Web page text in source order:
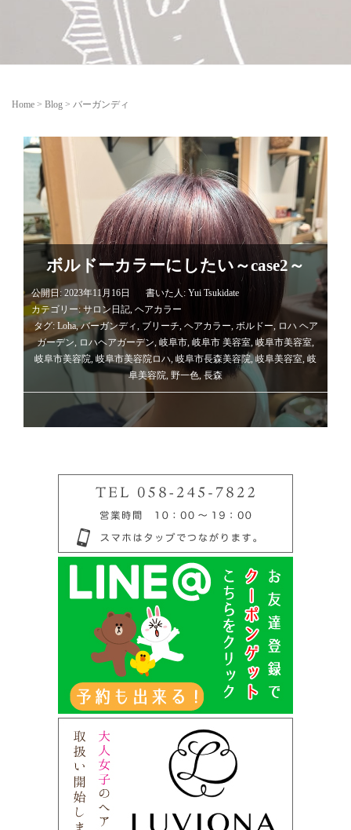
Home > Blog > バーガンディ
ボルドーカラーにしたい～case2～
公開日: 2023年11月16日 書いた人: Yui Tsukidate
カテゴリー: サロン日記, ヘアカラー
タグ: Loha,バーガンディ, ブリーチ, ヘアカラー, ボルドー, ロハ ヘア
ガーデン, ロハヘアガーデン, 岐阜市, 岐阜市 美容室, 岐阜市美容室,
岐阜市美容院, 岐阜市美容院ロハ, 岐阜市長森美容院,岐阜美容室, 岐
阜美容院, 野一色,長森